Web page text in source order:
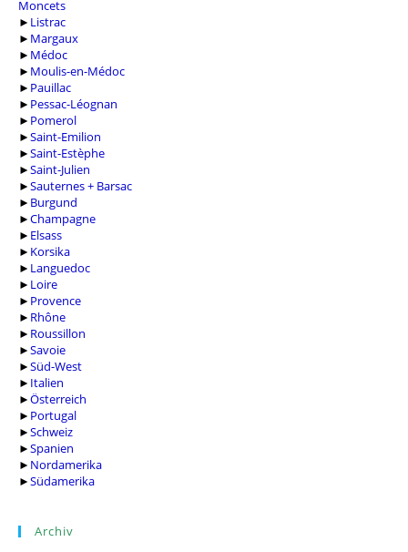
Moncets
► Listrac
► Margaux
► Médoc
► Moulis-en-Médoc
► Pauillac
► Pessac-Léognan
► Pomerol
►Saint-Emilion
►Saint-Estèphe
►Saint-Julien
►Sauternes + Barsac
► Burgund
►Champagne
► Elsass
► Korsika
► Languedoc
► Loire
► Provence
► Rhône
► Roussillon
►Savoie
►Süd-West
► Italien
►Österreich
► Portugal
►Schweiz
►Spanien
► Nordamerika
►Südamerika
Archiv